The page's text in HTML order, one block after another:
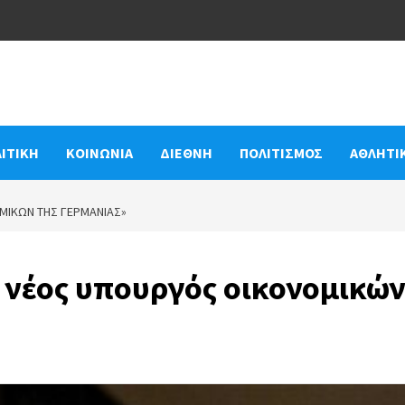
ΚΟΙΝΩΝΙΑ ΔΙΕΘΝΗ ΠΟΛΙΤΙΣΜΟΣ
ΤΗΣ ΓΕΡΜΑΝΊΑΣ»
υπουργός οικονομικών